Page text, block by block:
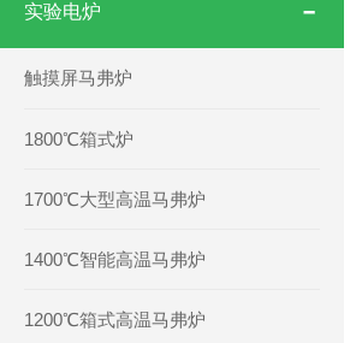
实验电炉
触摸屏马弗炉
1800℃箱式炉
1700℃大型高温马弗炉
1400℃智能高温马弗炉
1200℃箱式高温马弗炉